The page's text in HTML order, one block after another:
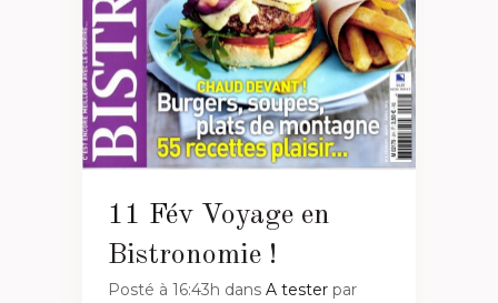
11 Fév Voyage en
Bistronomie !
Posté à 16:43h dans A tester par